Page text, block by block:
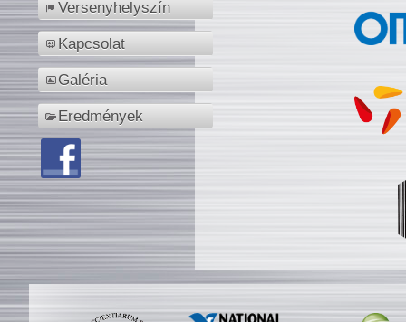
Versenyhelyszín
Kapcsolat
Galéria
Eredmények